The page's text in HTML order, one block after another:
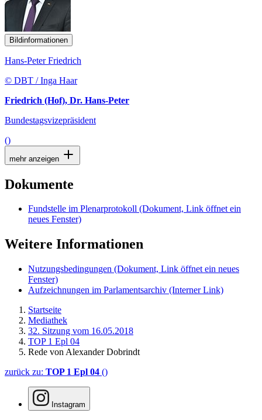
Bildinformationen
Hans-Peter Friedrich
© DBT / Inga Haar
Friedrich (Hof), Dr. Hans-Peter
Bundestagsvizepräsident
()
mehr anzeigen
Dokumente
Fundstelle im Plenarprotokoll (Dokument, Link öffnet ein
neues Fenster)
Weitere Informationen
Nutzungsbedingungen (Dokument, Link öffnet ein neues
Fenster)
Aufzeichnungen im Parlamentsarchiv (Interner Link)
Startseite
Mediathek
32. Sitzung vom 16.05.2018
TOP 1 Epl 04
Rede von Alexander Dobrindt
zurück zu: TOP 1 Epl 04 ()
Instagram